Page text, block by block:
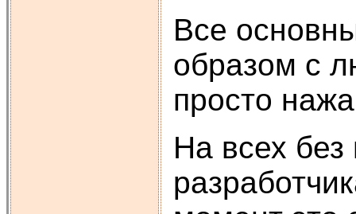
Все
образом с
просто
На всех без